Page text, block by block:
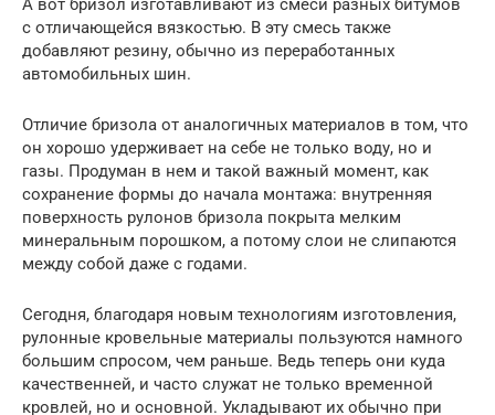
А вот бризол изготавливают из смеси разных битумов
с отличающейся вязкостью. В эту смесь также
добавляют резину, обычно из переработанных
автомобильных шин.
Отличие бризола от аналогичных материалов в том, что
он хорошо удерживает на себе не только воду, но и
газы. Продуман в нем и такой важный момент, как
сохранение формы до начала монтажа: внутренняя
поверхность рулонов бризола покрыта мелким
минеральным порошком, а потому слои не слипаются
между собой даже с годами.
Сегодня, благодаря новым технологиям изготовления,
рулонные кровельные материалы пользуются намного
большим спросом, чем раньше. Ведь теперь они куда
качественней, и часто служат не только временной
кровлей, но и основной. Укладывают их обычно при